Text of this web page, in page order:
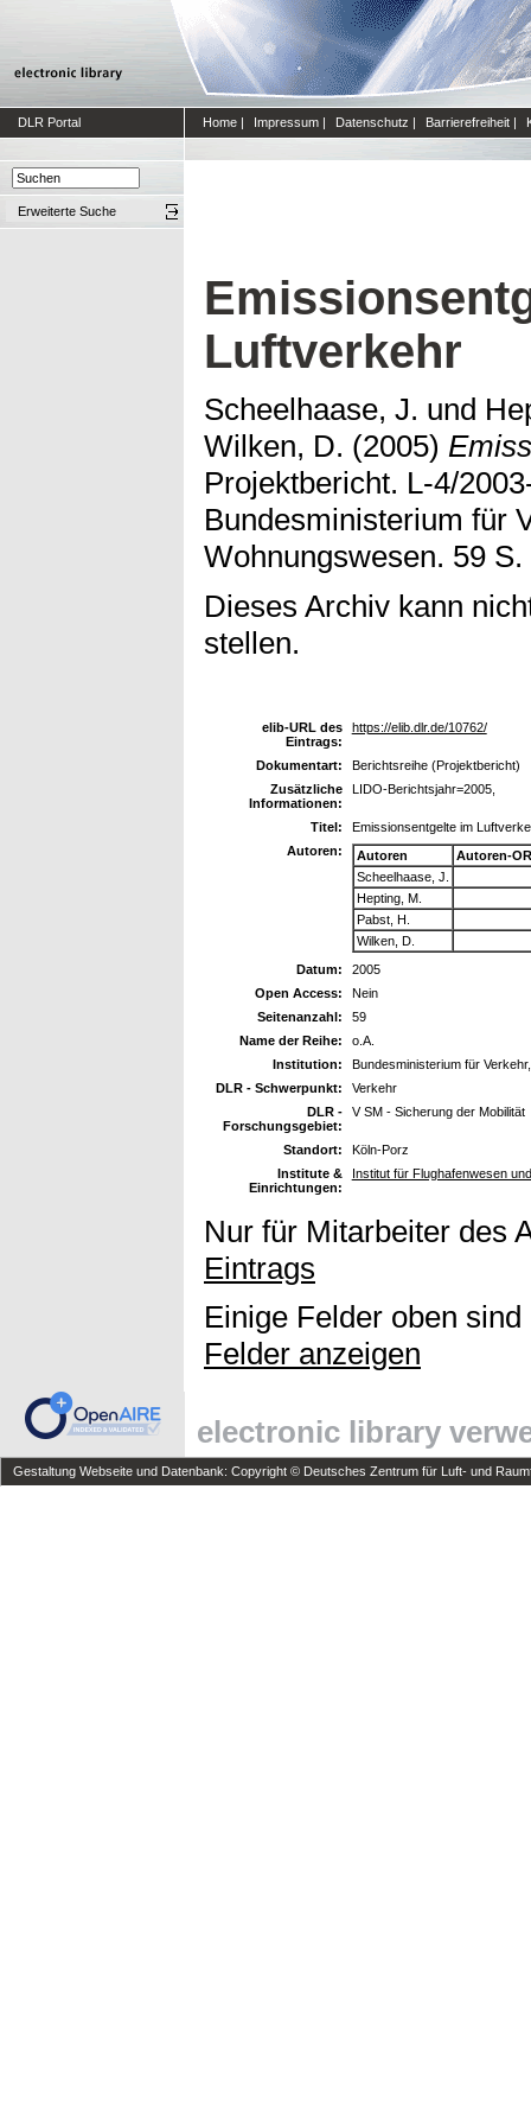
DLR Portal Home | Impressum | Datenschutz | Barrierefreiheit |
Erweiterte Suche
Luftverkehr
Scheelhaase, J. und
Wilken, D. (2005)
Projektbericht. L-4/
Bundesministerium für
Wohnungswesen. 59 S.
Dieses Archiv kann
stellen.
elib-URL des
Eintrags:
https://elib.dlr.de/10762/
Dokumentart:
Berichtsreihe (Projektbericht)
Zusätzliche
Informationen:
LIDO-Berichtsjahr=2005,
Titel:
Emissionsentgelte im
Autoren:
Autoren
Autoren-
Scheelhaase, J.
Hepting, M.
Pabst, H.
Wilken, D.
Datum:
2005
Open Access:
Nein
Seitenanzahl:
59
Name der Reihe:
o.A.
Institution:
Bundesministerium für
DLR - Schwerpunkt:
Verkehr
DLR -
Forschungsgebiet:
V SM - Sicherung der Mobilität
Standort:
Köln-Porz
Institute &
Einrichtungen:
Institut für Flughafenwesen
Nur für Mitarbeiter des
Eintrags
Einige Felder oben
Felder anzeigen
electronic library
Gestaltung Webseite und Datenbank: Copyright © Deutsches Zentrum für Luft- und